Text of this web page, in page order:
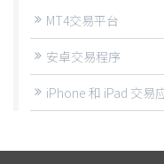
MT4交易平台
安卓交易程序
iPhone 和 iPad 交易